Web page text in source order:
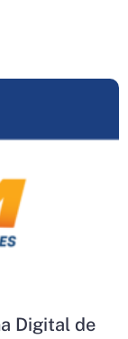
Digital de